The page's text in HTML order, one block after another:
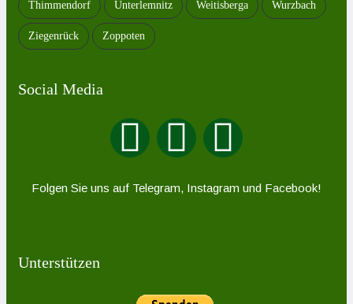
Thimmendorf Unterlemnitz Weitisberga Wurzbach
Ziegenrück Zoppoten
Social Media
Folgen Sie uns auf Telegram, Instagram und Facebook!
Unterstützen